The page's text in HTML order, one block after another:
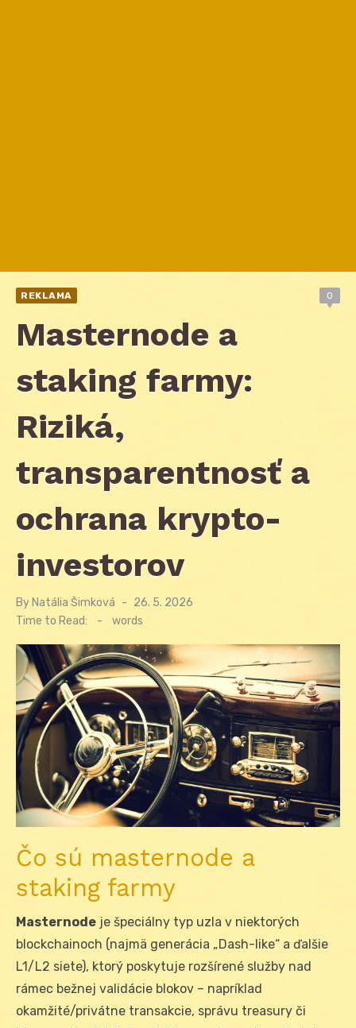
REKLAMA 0
Masternode a
staking farmy:
Riziká,
transparentnosť a
ochrana krypto-
investorov
By Natália Šimková
Posted
on
26. 5. 2026
Time to Read:
- words
Čo sú masternode a
staking farmy
Masternode je špeciálny typ uzla v niektorých
blockchainoch (najmä generácia „Dash-like“ a ďalšie
L1/L2 siete), ktorý poskytuje rozšírené služby nad
rámec bežnej validácie blokov – napríklad
okamžité/privátne transakcie, správu treasury či